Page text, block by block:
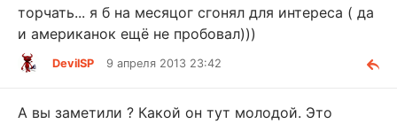
торчать... я б на месяцог сгонял для интереса ( да
и американок ещё не пробовал)))
DevilSP 9 апреля 2013 23:42
А вы заметили ? Какой он тут молодой. Это